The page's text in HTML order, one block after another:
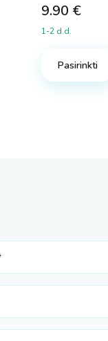
9.90 €
1-2 d.d.
Pasirinkti